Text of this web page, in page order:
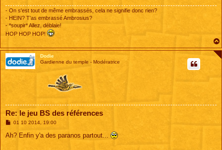
- On s'est tout de même embrassés, cela ne signifie donc rien?
- HEIN? T'as embrassé Ambrosius?
- *soupir* Allez, déblaie!
HOP HOP HOP!
Dodie
Gardienne du temple - Modératrice
Re: le jeu BS des références
M
s
01 10 2014, 19:00
Ah? Enfin y'a des paranos partout...